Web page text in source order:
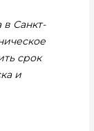
Санкт-
срок
и